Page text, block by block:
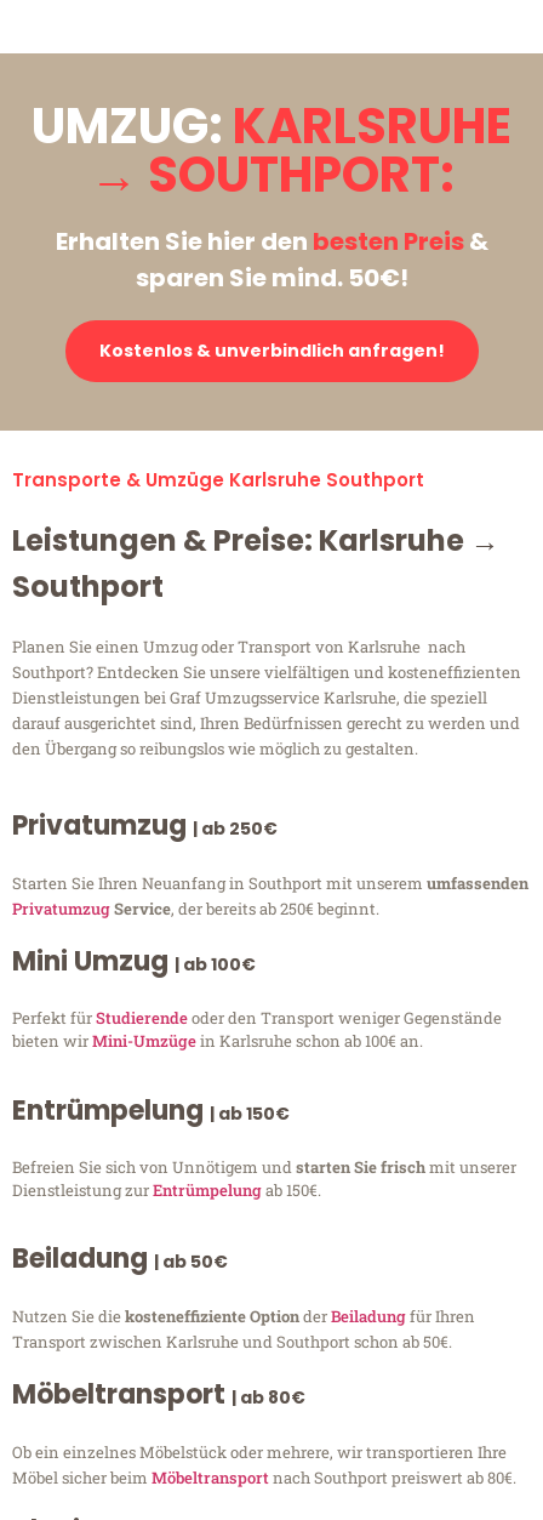
UMZUG: KARLSRUHE
→ SOUTHPORT:
Erhalten Sie hier den besten Preis&
sparen Sie mind. 50€!
Kostenlos & unverbindlich anfragen!
Transporte & Umzüge Karlsruhe Southport
Leistungen & Preise: Karlsruhe →
Southport
Planen Sie einen Umzug oder Transport von Karlsruhe nach
Southport? Entdecken Sie unsere vielfältigen und kosteneffizienten
Dienstleistungen bei Graf Umzugsservice Karlsruhe, die speziell
darauf ausgerichtet sind, Ihren Bedürfnissen gerecht zu werden und
den Übergang so reibungslos wie möglich zu gestalten.
Privatumzug | ab 250€
Starten Sie Ihren Neuanfang in Southport mit unserem umfassenden
PrivatumzugService, der bereits ab 250€ beginnt.
Mini Umzug | ab 100€
Perfekt fürStudierendeoder den Transport weniger Gegenstände
bieten wirMini-Umzügein Karlsruhe schon ab 100€ an.
Entrümpelung | ab 150€
Befreien Sie sich von Unnötigem undstarten Sie frischmit unserer
Dienstleistung zurEntrümpelungab 150€.
Beiladung | ab 50€
Nutzen Sie diekosteneffiziente OptionderBeiladungfür Ihren
Transport zwischen Karlsruhe und Southport schon ab 50€.
Möbeltransport | ab 80€
Ob ein einzelnes Möbelstück oder mehrere, wir transportieren Ihre
Möbel sicher beim Möbeltransportnach Southport preiswert ab 80€.